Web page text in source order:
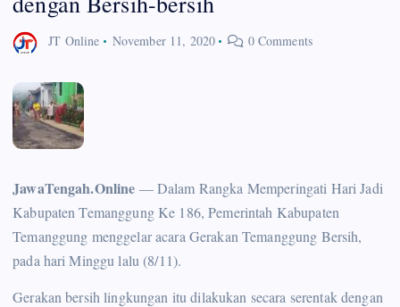
JT Online November 11, 2020 0 Comments
JawaTengah.Online — Dalam Rangka Memperingati Hari Jadi
Kabupaten Temanggung Ke 186, Pemerintah Kabupaten
Temanggung menggelar acara Gerakan Temanggung Bersih,
pada hari Minggu lalu (8/11).
Gerakan bersih lingkungan itu dilakukan secara serentak dengan